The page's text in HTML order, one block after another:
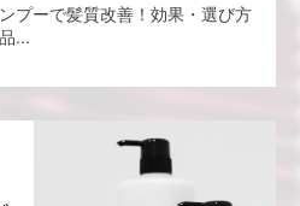
プーで髪質改善！効果・選び方
...